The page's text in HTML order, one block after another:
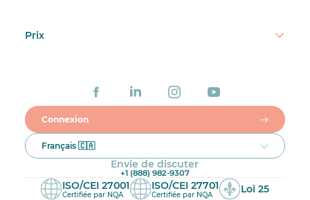
Prix
Connexion
Français 🇨🇦
Envie de discuter
+1 (888) 982-9307
ISO/CEI 27001
Certifiée par NQA
ISO/CEI 27701
Certifiée par NQA Loi 25